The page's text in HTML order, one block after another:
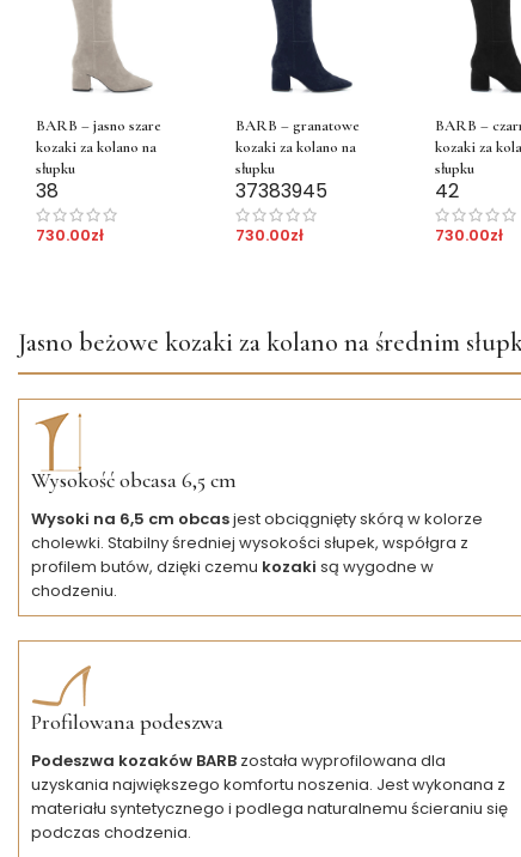
BARB – jasno szare
kozaki za kolano na
słupku
38
730.00zł
BARB – granatowe
kozaki za kolano na
słupku
37383945
730.00zł
BARB –
kozaki za
słupku
42
730.00zł
Jasno beżowe kozaki za kolano na średnim
Wysokość obcasa 6,5 cm
Wysoki na 6,5 cm obcasjest obciągnięty skórą w kolorze
cholewki. Stabilny średniej wysokości słupek, współgra z
profilem butów, dzięki czemu kozaki są wygodne w
chodzeniu.
Profilowana podeszwa
Podeszwa kozaków BARB została wyprofilowana dla
uzyskania największego komfortu noszenia. Jest wykonana z
materiału syntetycznego i podlega naturalnemu ścieraniu się
podczas chodzenia.